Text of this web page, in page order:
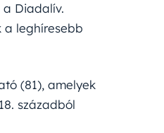
Diadalív.
a leghíresebb
(81), amelyek
századból